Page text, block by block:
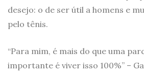
desejo: o de ser útil a homens e
pelo tênis.
“Para mim, é mais do que uma
importante é viver isso 100%” –